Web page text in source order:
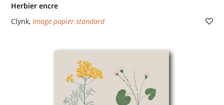
Herbier encre
Clynk, Image papier standard